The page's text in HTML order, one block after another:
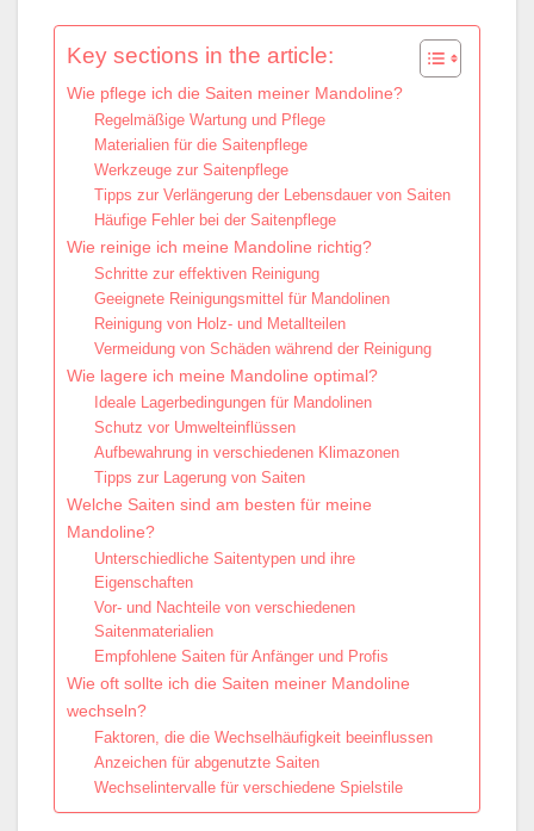
Key sections in the article:
Wie pflege ich die Saiten meiner Mandoline?
Regelmäßige Wartung und Pflege
Materialien für die Saitenpflege
Werkzeuge zur Saitenpflege
Tipps zur Verlängerung der Lebensdauer von Saiten
Häufige Fehler bei der Saitenpflege
Wie reinige ich meine Mandoline richtig?
Schritte zur effektiven Reinigung
Geeignete Reinigungsmittel für Mandolinen
Reinigung von Holz- und Metallteilen
Vermeidung von Schäden während der Reinigung
Wie lagere ich meine Mandoline optimal?
Ideale Lagerbedingungen für Mandolinen
Schutz vor Umwelteinflüssen
Aufbewahrung in verschiedenen Klimazonen
Tipps zur Lagerung von Saiten
Welche Saiten sind am besten für meine
Mandoline?
Unterschiedliche Saitentypen und ihre
Eigenschaften
Vor- und Nachteile von verschiedenen
Saitenmaterialien
Empfohlene Saiten für Anfänger und Profis
Wie oft sollte ich die Saiten meiner Mandoline
wechseln?
Faktoren, die die Wechselhäufigkeit beeinflussen
Anzeichen für abgenutzte Saiten
Wechselintervalle für verschiedene Spielstile